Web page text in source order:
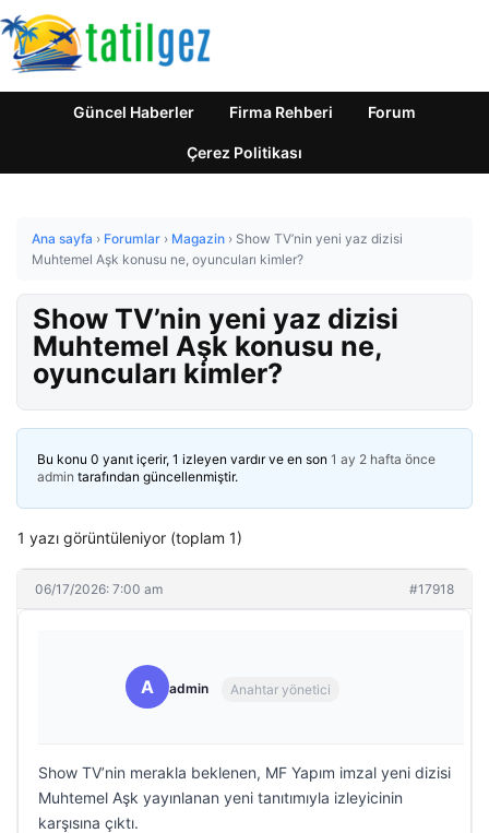
Güncel Haberler Firma Rehberi Forum
Çerez Politikası
Ana sayfa › Forumlar › Magazin › Show TV’nin yeni yaz dizisi
Muhtemel Aşk konusu ne, oyuncuları kimler?
Show TV’nin yeni yaz dizisi
Muhtemel Aşk konusu ne,
oyuncuları kimler?
Bu konu 0 yanıt içerir, 1 izleyen vardır ve en son 1 ay 2 hafta önce
admin tarafından güncellenmiştir.
1 yazı görüntüleniyor (toplam 1)
06/17/2026: 7:00 am #17918
A admin Anahtar yönetici
Show TV’nin merakla beklenen, MF Yapım imzal yeni dizisi
Muhtemel Aşk yayınlanan yeni tanıtımıyla izleyicinin
karşısına çıktı.